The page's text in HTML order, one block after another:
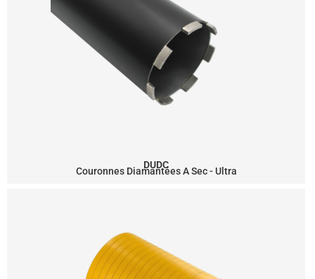
DUDC
Couronnes Diamantées A Sec - Ultra